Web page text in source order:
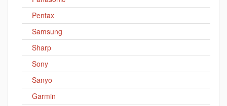
Pentax
Samsung
Sharp
Sony
Sanyo
Garmin